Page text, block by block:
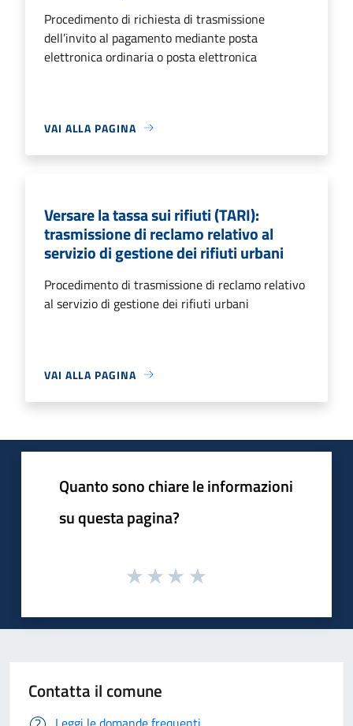
Procedimento di richiesta di trasmissione
dell’invito al pagamento mediante posta
elettronica ordinaria o posta elettronica
VAI ALLA PAGINA
Versare la tassa sui rifiuti (TARI):
trasmissione di reclamo relativo al
servizio di gestione dei rifiuti urbani
Procedimento di trasmissione di reclamo relativo
al servizio di gestione dei rifiuti urbani
VAI ALLA PAGINA
Quanto sono chiare le informazioni
su questa pagina?
Contatta il comune